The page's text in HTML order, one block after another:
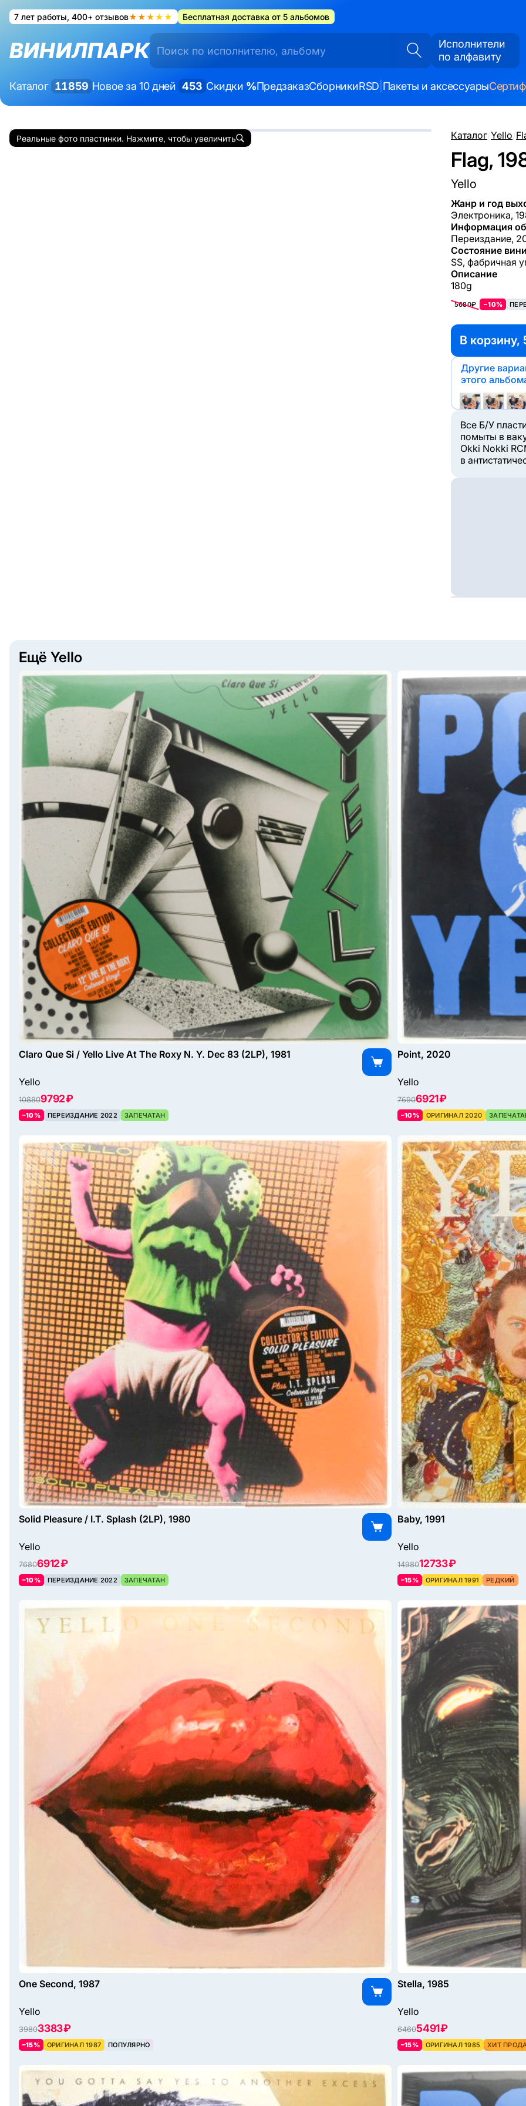
7 лет работы, 400+ отзывов★★★★★ Бесплатная доставка от 5 альбомов
ВИНИЛПАРК
Исполнители
по алфавиту
Каталог 11859 Новое за 10 дней 453 Скидки %ПредзаказСборникиRSD Пакеты и аксессуары
Каталог/Yello/
Flag,
Yello
Жанр и год
Электроника,
Информация
Переиздание,
Состояние
SS, фабричная
Описание
180g
5680₽ −10%
В корзину,
Другие
этого
Все Б/У
помыты в
Okki Nokki
в
Реальные фото пластинки. Нажмите, чтобы увеличить
Ещё Yello
Claro Que Si / Yello Live At The Roxy N. Y. Dec 83 (2LP), 1981
Yello
108809792 ₽
–10% ПЕРЕИЗДАНИЕ 2022 ЗАПЕЧАТАН
Point, 2020
Yello
76906921 ₽
–10% ОРИГИНАЛ 2020
Solid Pleasure / I.T. Splash (2LP), 1980
Yello
76806912 ₽
–10% ПЕРЕИЗДАНИЕ 2022 ЗАПЕЧАТАН
Baby, 1991
Yello
1498012733 ₽
–15% ОРИГИНАЛ 1991 РЕДКИЙ
One Second, 1987
Yello
39803383 ₽
–15% ОРИГИНАЛ 1987 ПОПУЛЯРНО
Stella, 1985
Yello
64605491 ₽
–15% ОРИГИНАЛ 1985 ХИТ